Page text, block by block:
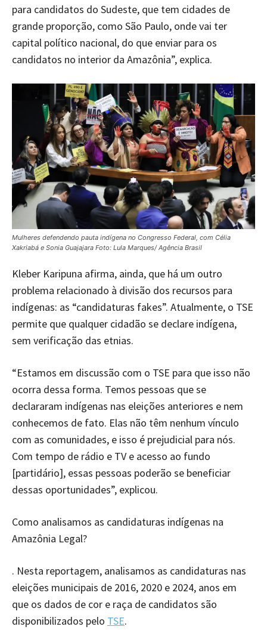
para candidatos do Sudeste, que tem cidades de
grande proporção, como São Paulo, onde vai ter
capital político nacional, do que enviar para os
candidatos no interior da Amazônia”, explica.
Mulheres defendendo pauta indígena no Congresso Federal, com Célia
Xakriabá e Sonia Guajajara Foto: Lula Marques/ Agência Brasil
Kleber Karipuna afirma, ainda, que há um outro
problema relacionado à divisão dos recursos para
indígenas: as “candidaturas fakes”. Atualmente, o TSE
permite que qualquer cidadão se declare indígena,
sem verificação das etnias.
“Estamos em discussão com o TSE para que isso não
ocorra dessa forma. Temos pessoas que se
declararam indígenas nas eleições anteriores e nem
conhecemos de fato. Elas não têm nenhum vínculo
com as comunidades, e isso é prejudicial para nós.
Com tempo de rádio e TV e acesso ao fundo
[partidário], essas pessoas poderão se beneficiar
dessas oportunidades”, explicou.
Como analisamos as candidaturas indígenas na
Amazônia Legal?
. Nesta reportagem, analisamos as candidaturas nas
eleições municipais de 2016, 2020 e 2024, anos em
que os dados de cor e raça de candidatos são
disponibilizados pelo TSE.